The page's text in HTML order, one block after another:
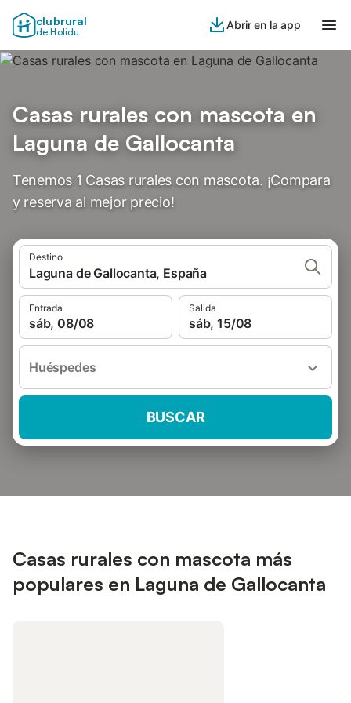
clubrural
de Holidu
Abrir en la app
Casas rurales con mascota en
Laguna de Gallocanta
Tenemos 1 Casas rurales con mascota. ¡Compara
y reserva al mejor precio!
Destino
Laguna de Gallocanta, España
Entrada
sáb, 08/08
Salida
sáb, 15/08
Huéspedes
BUSCAR
Casas rurales con mascota más
populares en Laguna de Gallocanta